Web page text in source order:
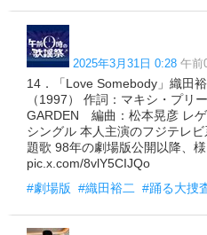
2025年3月31日 0:28 午前
14．「Love Somebody」織田
（1997） 作詞：マキシ・プリ
GARDEN 編曲：松本晃彦 レ
シングル 本人主演のフジテレ
題歌 98年の劇場版公開以降、
pic.x.com/8vlY5CIJQo
#劇場版 #織田裕二 #踊る大捜